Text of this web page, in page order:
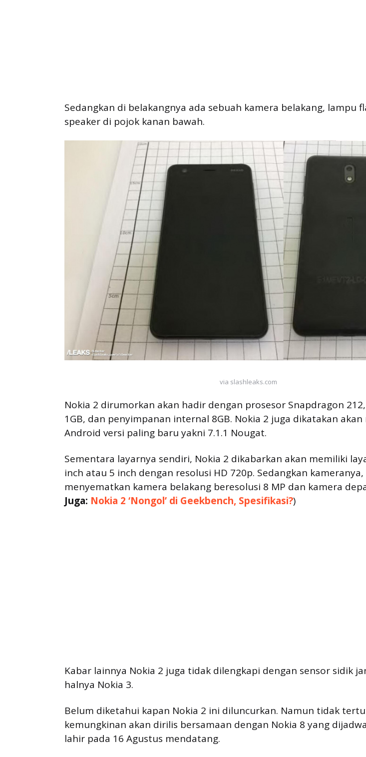
Sedangkan di belakangnya ada sebuah kamera belakang, lampu
speaker di pojok kanan bawah.
via slashleaks.com
Nokia 2 dirumorkan akan hadir dengan prosesor Snapdragon
1GB, dan penyimpanan internal 8GB. Nokia 2 juga dikatakan akan
Android versi paling baru yakni 7.1.1 Nougat.
Sementara layarnya sendiri, Nokia 2 dikabarkan akan memiliki
inch atau 5 inch dengan resolusi HD 720p. Sedangkan
menyematkan kamera belakang beresolusi 8 MP dan kamera
Juga: Nokia 2 ‘Nongol’ di Geekbench, Spesifikasi?)
Kabar lainnya Nokia 2 juga tidak dilengkapi dengan sensor sidik
halnya Nokia 3.
Belum diketahui kapan Nokia 2 ini diluncurkan. Namun tidak
kemungkinan akan dirilis bersamaan dengan Nokia 8 yang
lahir pada 16 Agustus mendatang.